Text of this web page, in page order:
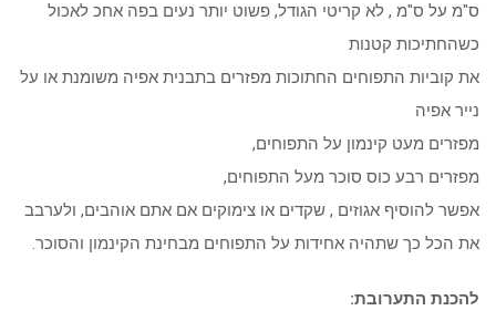
ס"מ על ס"מ , לא קריטי הגודל, פשוט יותר נעים בפה אחכ לאכול
כשהחתיכות קטנות
את קוביות התפוחים החתוכות מפזרים בתבנית אפיה משומנת או על
נייר אפיה
מפזרים מעט קינמון על התפוחים,
מפזרים רבע כוס סוכר מעל התפוחים,
אפשר להוסיף אגוזים , שקדים או צימוקים אם אתם אוהבים, ולערבב
את הכל כך שתהיה אחידות על התפוחים מבחינת הקינמון והסוכר.
להכנת התערובת: